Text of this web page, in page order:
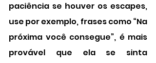
paciência se houver os escapes,
use por exemplo, frases como “Na
próxima você consegue”, é mais
provável que ela se sinta